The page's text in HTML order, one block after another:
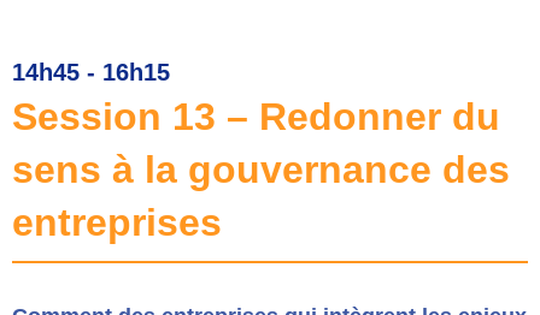
14h45 - 16h15
Session 13 – Redonner du
sens à la gouvernance des
entreprises